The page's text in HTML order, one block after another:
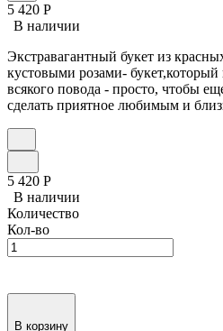
5 420 Р
В наличии
Экстравагантный букет из
кустовыми розами- букет,который
всякого повода - просто, чтобы
сделать приятное любимым и
5 420 Р
В наличии
Количество
Кол-во
В корзину